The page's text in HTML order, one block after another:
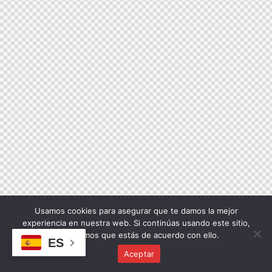
ES
Usamos cookies para asegurar que te damos la mejor
experiencia en nuestra web. Si continúas usando este sitio,
asumiremos que estás de acuerdo con ello.
Aceptar